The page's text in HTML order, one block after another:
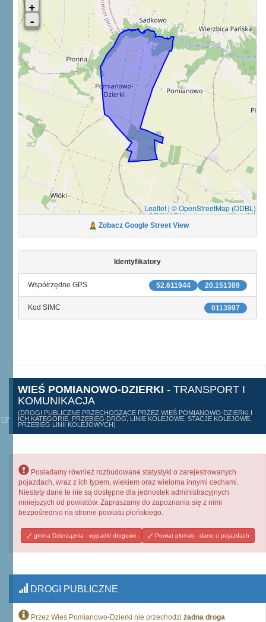
Leaflet | © OpenStreetMap (ODBL)
Zobacz Google Street View
Identyfikatory
20.151389
52.611944
Współrzędne GPS
0113997
Kod SIMC
WIEŚ POMIANOWO-DZIERKI - TRANSPORT I
KOMUNIKACJA
(DROGI PUBLICZNE PRZECHODZĄCE PRZEZ WIEŚ POMIANOWO-DZIERKI I
ICH KATEGORIE, PRZEBIEG DRÓG, LINIE KOLEJOWE, STACJE KOLEJOWE,
PRZEBIEG LINII KOLEJOWYCH)
Posiadamy również rozbudowane statystyki o zarejestrowanych
pojazdach, wraz z ich typem, wiekiem oraz wieloma innymi cechami.
Niestety dane te nie są dostępne dla jednostek administracyjnych
mniejszych od powiatów. Zapraszamy do zapoznania się z nimi
bezpośrednio na stronie powiatu płońskiego.
gmina Dzierzążnia - wypadki drogowe Powiat płoński - dane o pojazdach
DROGI PUBLICZNE
Przez Wieś Pomianowo-Dzierki nie przechodzi żadna droga